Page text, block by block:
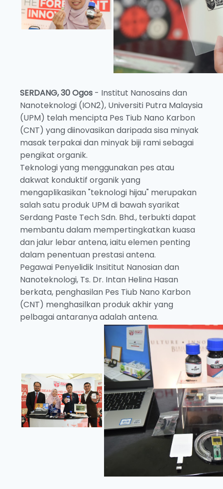
SERDANG, 30 Ogos - Institut Nanosains dan
Nanoteknologi (ION2), Universiti Putra Malaysia
(UPM) telah mencipta Pes Tiub Nano Karbon
(CNT) yang diinovasikan daripada sisa minyak
masak terpakai dan minyak biji rami sebagai
pengikat organik.
Teknologi yang menggunakan pes atau
dakwat konduktif organik yang
mengaplikasikan "teknologi hijau" merupakan
salah satu produk UPM di bawah syarikat
Serdang Paste Tech Sdn. Bhd., terbukti dapat
membantu dalam mempertingkatkan kuasa
dan jalur lebar antena, iaitu elemen penting
dalam penentuan prestasi antena.
Pegawai Penyelidik Insititut Nanosian dan
Nanoteknologi, Ts. Dr. Intan Helina Hasan
berkata, penghasilan Pes Tiub Nano Karbon
(CNT) menghasilkan produk akhir yang
pelbagai antaranya adalah antena.